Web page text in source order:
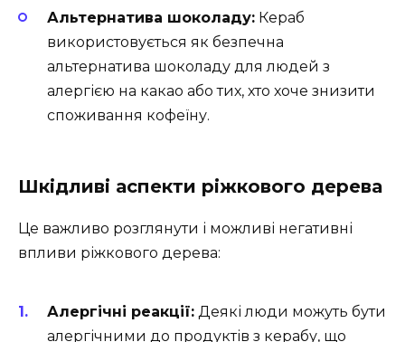
Альтернатива шоколаду: Кераб
використовується як безпечна
альтернатива шоколаду для людей з
алергією на какао або тих, хто хоче знизити
споживання кофеїну.
Шкідливі аспекти ріжкового дерева
Це важливо розглянути і можливі негативні
впливи ріжкового дерева:
Алергічні реакції: Деякі люди можуть бути
алергічними до продуктів з керабу, що